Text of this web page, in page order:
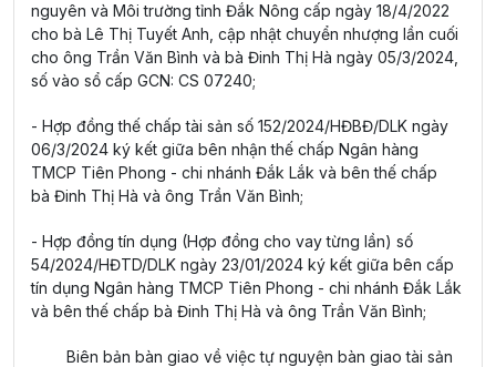
nguyên và Môi trường tỉnh Đắk Nông cấp ngày 18/4/2022
cho bà Lê Thị Tuyết Anh, cập nhật chuyển nhượng lần cuối
cho ông Trần Văn Bình và bà Đinh Thị Hà ngày 05/3/2024,
số vào sổ cấp GCN: CS 07240;
- Hợp đồng thế chấp tài sản số 152/2024/HĐBĐ/DLK ngày
06/3/2024 ký kết giữa bên nhận thế chấp Ngân hàng
TMCP Tiên Phong - chi nhánh Đắk Lắk và bên thế chấp
bà Đinh Thị Hà và ông Trần Văn Bình;
- Hợp đồng tín dụng (Hợp đồng cho vay từng lần) số
54/2024/HĐTD/DLK ngày 23/01/2024 ký kết giữa bên cấp
tín dụng Ngân hàng TMCP Tiên Phong - chi nhánh Đắk Lắk
và bên thế chấp bà Đinh Thị Hà và ông Trần Văn Bình;
Biên bản bàn giao về việc tự nguyện bàn giao tài sản